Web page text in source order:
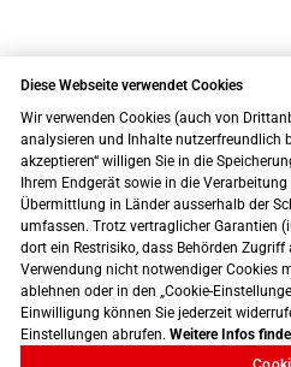
Diese Webseite verwendet Cookies
Wir verwenden Cookies (auch von
analysieren und Inhalte nutzerfreundlich
akzeptieren“ willigen Sie in die
Ihrem Endgerät sowie in die
Übermittlung in Länder ausserhalb der
umfassen. Trotz vertraglicher Garantien
dort ein Restrisiko, dass Behörden
Verwendung nicht notwendiger Cookies
ablehnen oder in den „Cookie-
Einwilligung können Sie jederzeit
Einstellungen abrufen. Weitere Infos